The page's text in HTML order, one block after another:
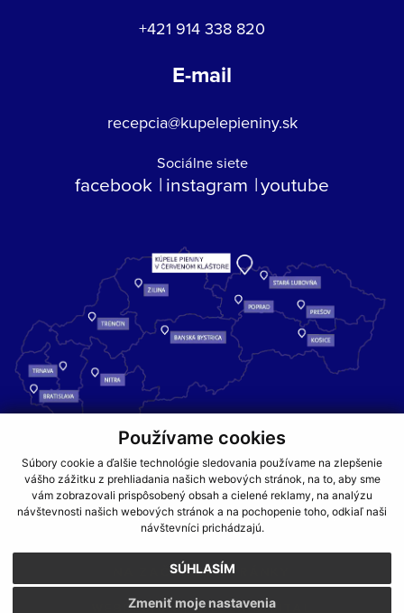
Používame cookies
Súbory cookie a ďalšie technológie sledovania používame na zlepšenie
vášho zážitku z prehliadania našich webových stránok, na to, aby sme
vám zobrazovali prispôsobený obsah a cielené reklamy, na analýzu
návštevnosti našich webových stránok a na pochopenie toho, odkiaľ naši
návštevníci prichádzajú.
SÚHLASÍM
Zmeniť moje nastavenia
+421 914 338 820
E-mail
recepcia@kupelepieniny.sk
Sociálne siete
facebook instagram youtube
Kúpele Pieniny – miesto, kde sa príroda stretáva s liečivou silou
vody a oddychom pre telo aj dušu.
GDPR COOKIES PARTNERI
JEDÁLNY LÍSTOK
CENNÍKY
NA ZAČIATOK STRÁNKY
WEBDESIGN WEBEX.DIGITAL